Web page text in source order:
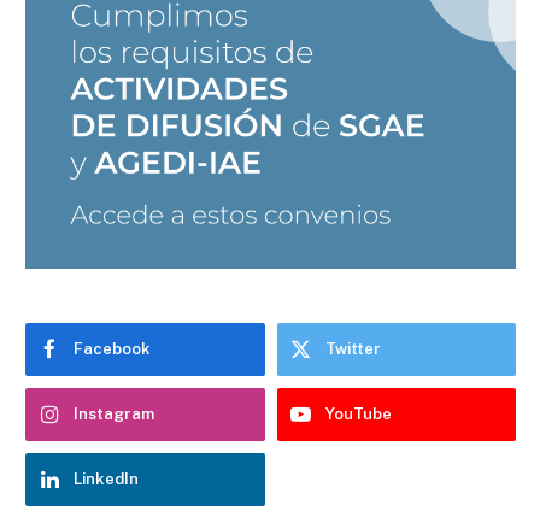
Facebook Twitter
Instagram YouTube
LinkedIn